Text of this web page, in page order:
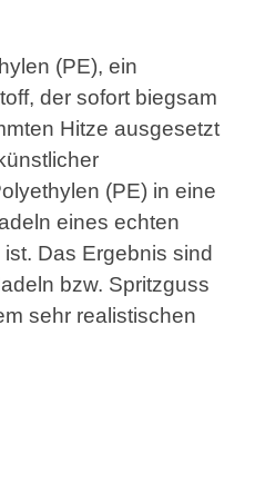
(PE), ein
der sofort biegsam
Hitze ausgesetzt
(PE) in eine
eines echten
Das Ergebnis sind
bzw. Spritzguss
sehr realistischen